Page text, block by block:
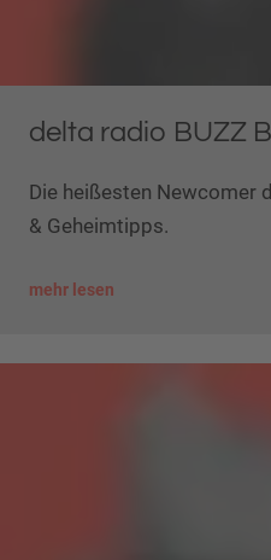
delta radio BUZZ
Die heißesten Newcomer
& Geheimtipps.
mehr lesen